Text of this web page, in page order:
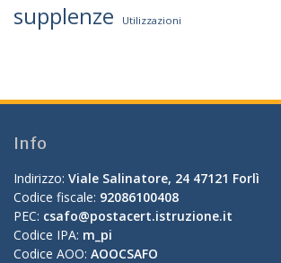
supplenze Utilizzazioni
Info
Indirizzo: Viale Salinatore, 24 47121 Forlì
Codice fiscale: 92086100408
PEC: csafo@postacert.istruzione.it
Codice IPA: m_pi
Codice AOO: AOOCSAFO